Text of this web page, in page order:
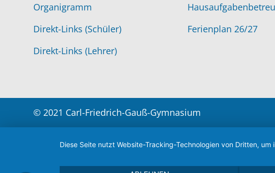
Organigramm
Direkt-Links (Schüler)
Direkt-Links (Lehrer)
Ferienplan 26/27
© 2021 Carl-Friedrich-Gauß-Gymnasium
Diese Seite nutzt Website-Tracking-Technologien von Dritten,